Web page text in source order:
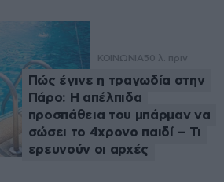
ΚΟΙΝΩΝΙΑ50 λ. πριν
Πώς έγινε η τραγωδία στην
Πάρο: Η απέλπιδα
προσπάθεια του μπάρμαν να
σώσει το 4χρονο παιδί – Τι
ερευνούν οι αρχές